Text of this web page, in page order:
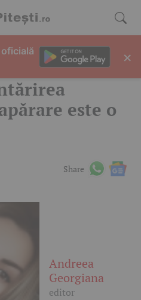
este o
Share
Andreea
Georgiana
editor
×